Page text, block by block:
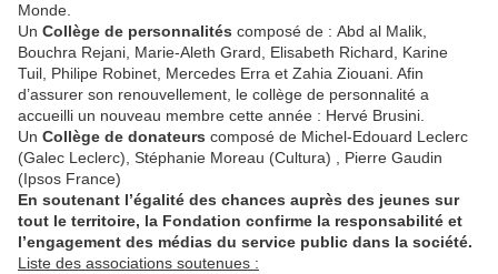
Monde.
Un Collège de personnalités composé de : Abd al Malik,
Bouchra Rejani, Marie-Aleth Grard, Elisabeth Richard, Karine
Tuil, Philipe Robinet, Mercedes Erra et Zahia Ziouani. Afin
d’assurer son renouvellement, le collège de personnalité a
accueilli un nouveau membre cette année : Hervé Brusini.
Un Collège de donateurs composé de Michel-Edouard Leclerc
(Galec Leclerc), Stéphanie Moreau (Cultura) , Pierre Gaudin
(Ipsos France)
En soutenant l’égalité des chances auprès des jeunes sur
tout le territoire, la Fondation confirme la responsabilité et
l’engagement des médias du service public dans la société.
Liste des associations soutenues :